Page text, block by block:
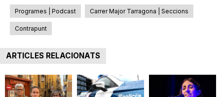
Programes | Podcast Carrer Major Tarragona | Seccions
Contrapunt
ARTICLES RELACIONATS